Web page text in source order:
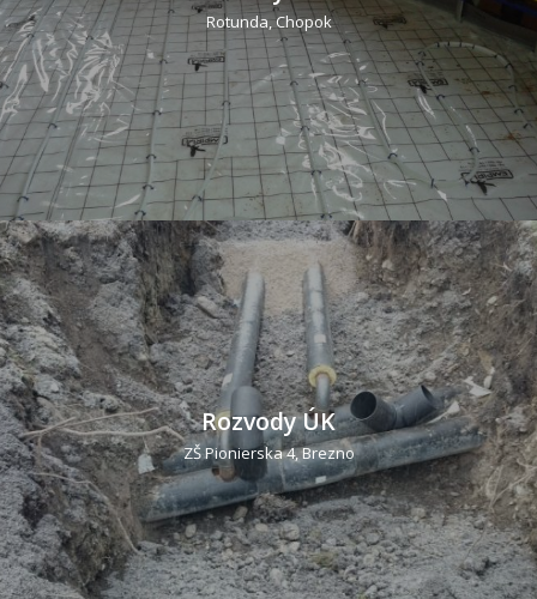
Rotunda, Chopok
Rozvody ÚK
ZŠ Pionierska 4, Brezno